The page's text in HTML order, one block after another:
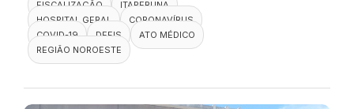
FISCALIZAÇÃO
ITAPERUNA
HOSPITAL GERAL
CORONAVÍRUS
COVID-19
DEFIS
ATO MÉDICO
REGIÃO NOROESTE